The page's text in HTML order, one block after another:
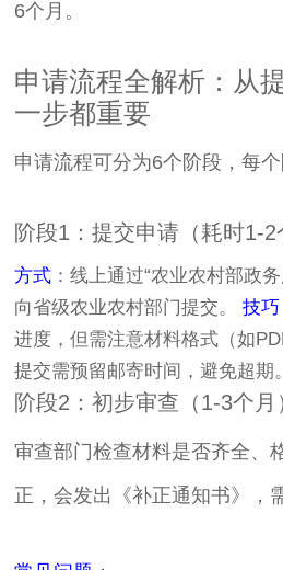
6个月。
申请流程全解析：从
一步都重要
申请流程可分为6个阶段，每个
阶段1：提交申请（耗时1-2
方式 ：线上通过“农业农村部政
向省级农业农村部门提交。技巧
进度，但需注意材料格式（如
提交需预留邮寄时间，避免超期。
阶段2：初步审查（1-3个月
审查部门检查材料是否齐全、
正，会发出《补正通知书》，